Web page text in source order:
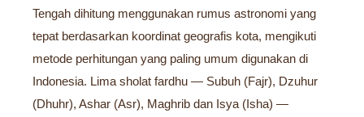
Tengah dihitung menggunakan rumus astronomi yang
tepat berdasarkan koordinat geografis kota, mengikuti
metode perhitungan yang paling umum digunakan di
Indonesia. Lima sholat fardhu — Subuh (Fajr), Dzuhur
(Dhuhr), Ashar (Asr), Maghrib dan Isya (Isha) —